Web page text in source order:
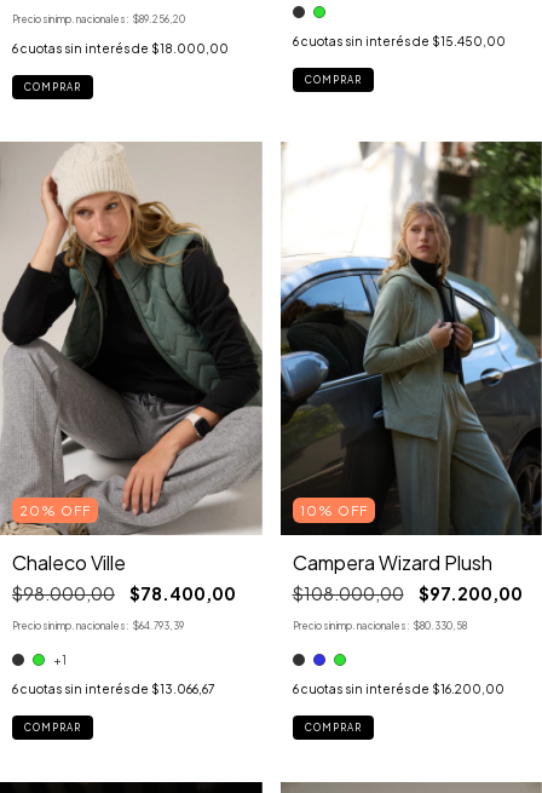
Precio sin imp. nacionales: $89.256,20
6cuotas sin interés de $18.000,00
COMPRAR
6 cuotas sin interés de $15.450,00
COMPRAR
20% OFF
Chaleco Ville
$98.000,00 $78.400,00
Precio sin imp. nacionales: $64.793,39
+1
6cuotas sin interés de $13.066,67
COMPRAR
10% OFF
Campera Wizard Plush
$108.000,00 $97.200,00
Precio sin imp. nacionales: $80.330,58
6 cuotas sin interés de $16.200,00
COMPRAR